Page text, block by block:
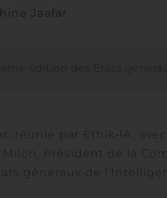
Jaafar
réunie par Ethik‑IA,
Président de la
généraux de